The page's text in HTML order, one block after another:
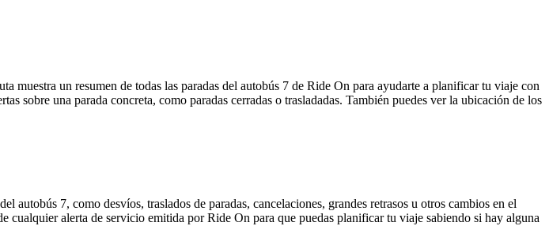
muestra un resumen de todas las paradas del autobús 7 de Ride On para ayudarte a planificar tu viaje con
sobre una parada concreta, como paradas cerradas o trasladadas. También puedes ver la ubicación de los
7, como desvíos, traslados de paradas, cancelaciones, grandes retrasos u otros cambios en el
cualquier alerta de servicio emitida por Ride On para que puedas planificar tu viaje sabiendo si hay alguna